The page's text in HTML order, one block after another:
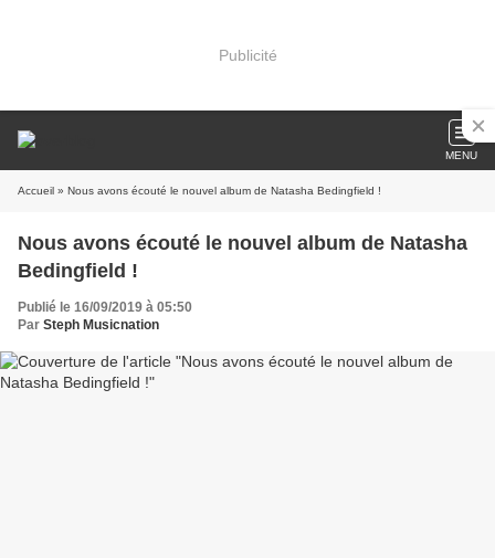
Publicité
MENU
Accueil » Nous avons écouté le nouvel album de Natasha Bedingfield !
Nous avons écouté le nouvel album de Natasha
Bedingfield !
Publié le 16/09/2019 à 05:50
Par Steph Musicnation